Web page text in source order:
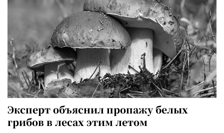
Эксперт объяснил пропажу белых
грибов в лесах этим летом